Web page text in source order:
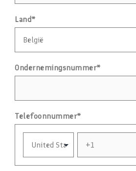
Land*
Ondernemingsnummer*
Telefoonnummer*